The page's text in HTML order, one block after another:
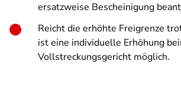
ersatzweise Bescheinigung
Reicht die erhöhte Freigrenze
ist eine individuelle Erhöhung
Vollstreckungsgericht möglich.